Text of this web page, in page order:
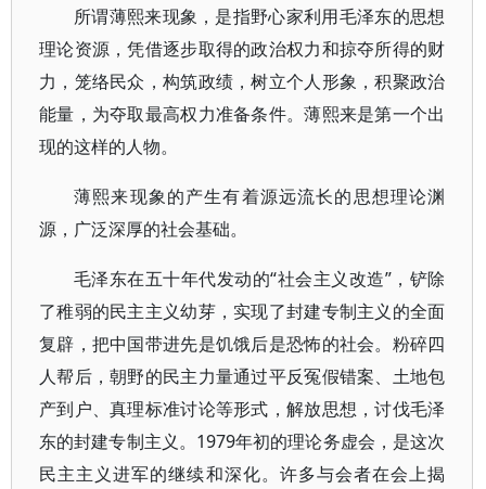
所谓薄熙来现象，是指野心家利用毛泽东的思想
理论资源，凭借逐步取得的政治权力和掠夺所得的财
力，笼络民众，构筑政绩，树立个人形象，积聚政治
能量，为夺取最高权力准备条件。薄熙来是第一个出
现的这样的人物。
薄熙来现象的产生有着源远流长的思想理论渊
源，广泛深厚的社会基础。
毛泽东在五十年代发动的“社会主义改造”，铲除
了稚弱的民主主义幼芽，实现了封建专制主义的全面
复辟，把中国带进先是饥饿后是恐怖的社会。粉碎四
人帮后，朝野的民主力量通过平反冤假错案、土地包
产到户、真理标准讨论等形式，解放思想，讨伐毛泽
东的封建专制主义。1979年初的理论务虚会，是这次
民主主义进军的继续和深化。许多与会者在会上揭